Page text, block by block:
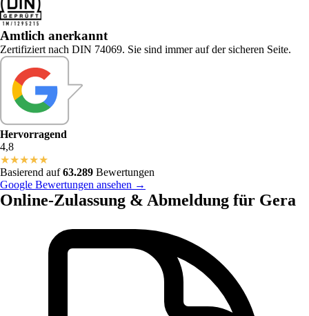
Amtlich anerkannt
Zertifiziert nach DIN 74069. Sie sind immer auf der sicheren Seite.
Hervorragend
4,8
★★★★★
Basierend auf63.289 Bewertungen
Google Bewertungen ansehen →
Online-Zulassung & Abmeldung für Gera